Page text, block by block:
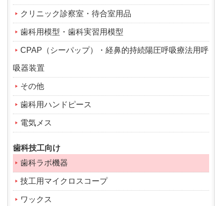
クリニック診察室・待合室用品
歯科用模型・歯科実習用模型
CPAP（シーパップ）・経鼻的持続陽圧呼吸療法用呼
吸器装置
その他
歯科用ハンドピース
電気メス
歯科技工向け
歯科ラボ機器
技工用マイクロスコープ
ワックス